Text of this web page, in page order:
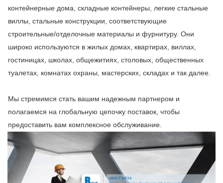
контейнерные дома, складные контейнеры, легкие стальные
виллы, стальные конструкции, соответствующие
строительные/отделочные материалы и фурнитуру. Они
широко используются в жилых домах, квартирах, виллах,
гостиницах, школах, общежитиях, столовых, общественных
туалетах, комнатах охраны, мастерских, складах и так далее.
Мы стремимся стать вашим надежным партнером и
полагаемся на глобальную цепочку поставок, чтобы
предоставить вам комплексное обслуживание.